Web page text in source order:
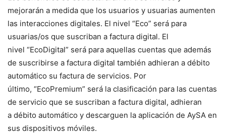
mejorarán a medida que los usuarios y usuarias aumenten
las interacciones digitales. El nivel “Eco” será para
usuarias/os que suscriban a factura digital. El
nivel “EcoDigital” será para aquellas cuentas que además
de suscribirse a factura digital también adhieran a débito
automático su factura de servicios. Por
último, “EcoPremium” será la clasificación para las cuentas
de servicio que se suscriban a factura digital, adhieran
a débito automático y descarguen la aplicación de AySA en
sus dispositivos móviles.